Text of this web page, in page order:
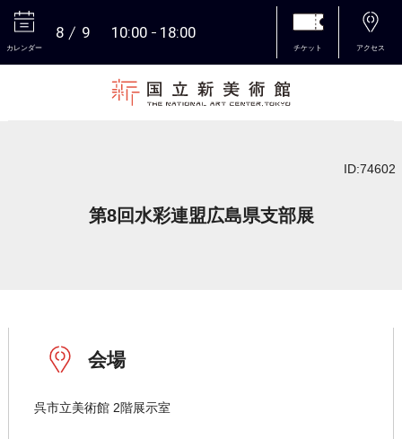
カレンダー
8 9 10:00 18:00
チケット アクセス
ID:74602
第8回水彩連盟広島県支部展
会場
呉市立美術館 2階展示室